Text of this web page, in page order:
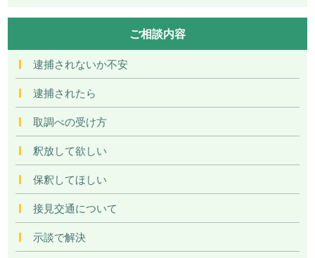
ご相談内容
逮捕されないか不安
逮捕されたら
取調べの受け方
釈放して欲しい
保釈してほしい
接見交通について
示談で解決